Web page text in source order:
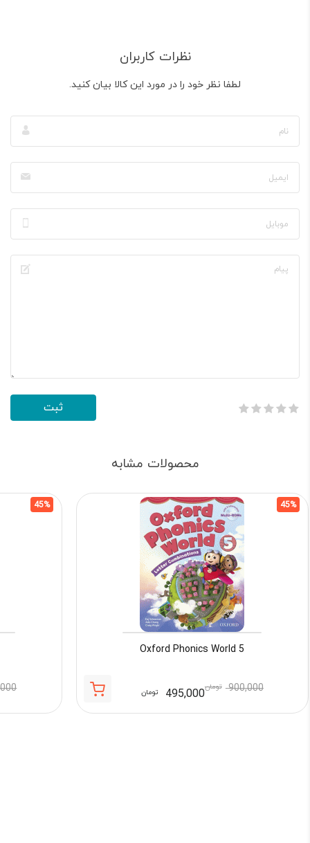
نظرات کاربران
لطفا نظر خود را در مورد این کالا بیان کنید.
محصولات مشابه
45%
Oxford Phonics World 5
900,000 تومان495,000 تومان
45%